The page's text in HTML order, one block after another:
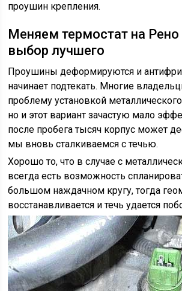
проушин крепления.
Меняем термостат на Рено
выбор лучшего
Проушины деформируются и
начинает подтекать. Многие
проблему установкой
но и этот вариант зачастую мало
после пробега тысяч корпус может
мы вновь сталкиваемся с течью.
Хорошо то, что в случае с
всегда есть возможность
большом наждачном кругу, тогда
восстанавливается и течь удается